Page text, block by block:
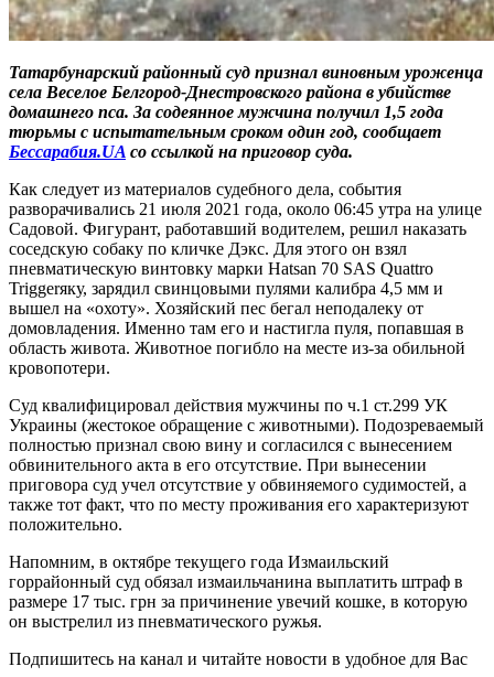
Татарбунарский районный суд признал виновным уроженца
села Веселое Белгород-Днестровского района в убийстве
домашнего пса. За содеянное мужчина получил 1,5 года
тюрьмы с испытательным сроком один год, сообщает
Бессарабия.UA со ссылкой на приговор суда.
Как следует из материалов судебного дела, события
разворачивались 21 июля 2021 года, около 06:45 утра на улице
Садовой. Фигурант, работавший водителем, решил наказать
соседскую собаку по кличке Дэкс. Для этого он взял
пневматическую винтовку марки Hatsan 70 SAS Quattro
Triggerяку, зарядил свинцовыми пулями калибра 4,5 мм и
вышел на «охоту». Хозяйский пес бегал неподалеку от
домовладения. Именно там его и настигла пуля, попавшая в
область живота. Животное погибло на месте из-за обильной
кровопотери.
Суд квалифицировал действия мужчины по ч.1 ст.299 УК
Украины (жестокое обращение с животными). Подозреваемый
полностью признал свою вину и согласился с вынесением
обвинительного акта в его отсутствие. При вынесении
приговора суд учел отсутствие у обвиняемого судимостей, а
также тот факт, что по месту проживания его характеризуют
положительно.
Напомним, в октябре текущего года Измаильский
горрайонный суд обязал измаильчанина выплатить штраф в
размере 17 тыс. грн за причинение увечий кошке, в которую
он выстрелил из пневматического ружья.
Подпишитесь на канал и читайте новости в удобное для Вас